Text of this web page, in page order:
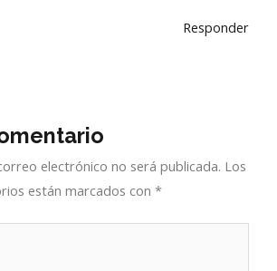
Responder
electrónico no será publicada. Los
están marcados con*